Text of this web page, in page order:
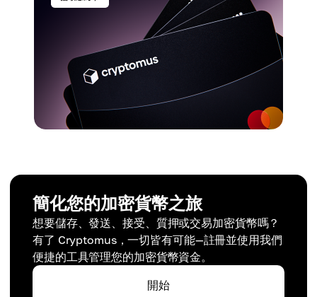
簡化您的加密貨幣之旅
想要儲存、發送、接受、質押或交易加密貨幣嗎？
有了 Cryptomus，一切皆有可能—註冊並使用我們
便捷的工具管理您的加密貨幣資金。
開始